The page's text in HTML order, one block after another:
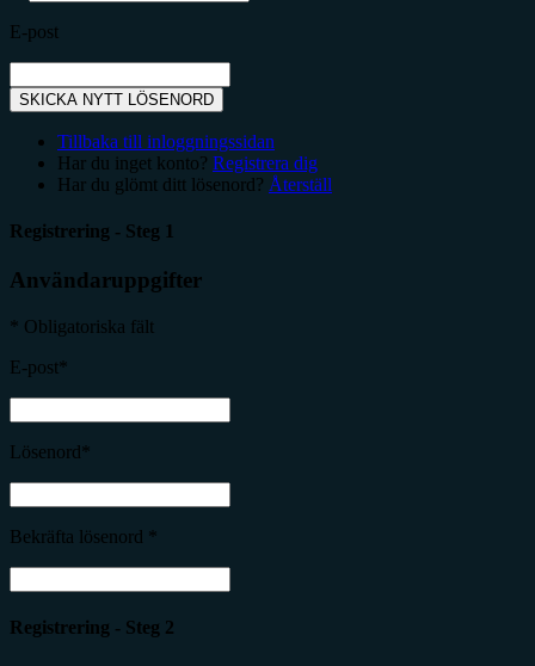
E-post
SKICKA NYTT LÖSENORD
Tillbaka till inloggningssidan
Har du inget konto? Registrera dig
Har du glömt ditt lösenord? Återställ
Registrering - Steg 1
Användaruppgifter
* Obligatoriska fält
E-post*
Lösenord*
Bekräfta lösenord *
Registrering - Steg 2